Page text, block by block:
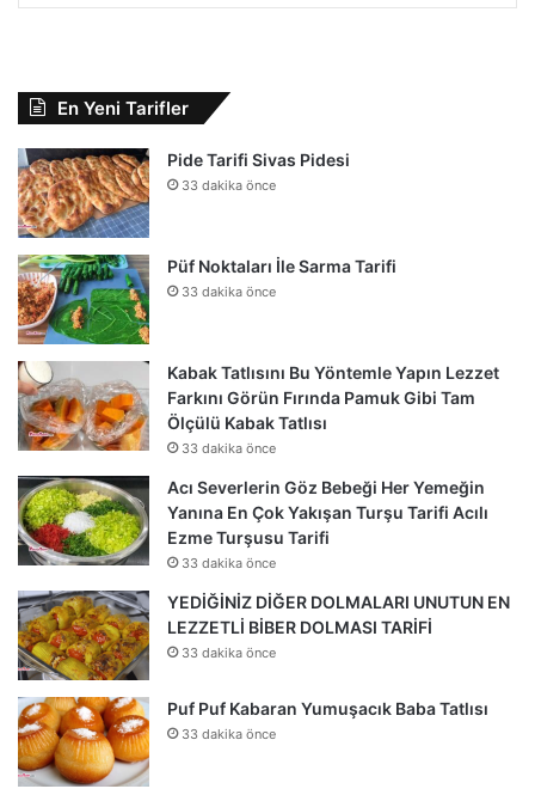
En Yeni Tarifler
Pide Tarifi Sivas Pidesi
33 dakika önce
Püf Noktaları İle Sarma Tarifi
33 dakika önce
Kabak Tatlısını Bu Yöntemle Yapın Lezzet
Farkını Görün Fırında Pamuk Gibi Tam
Ölçülü Kabak Tatlısı
33 dakika önce
Acı Severlerin Göz Bebeği Her Yemeğin
Yanına En Çok Yakışan Turşu Tarifi Acılı
Ezme Turşusu Tarifi
33 dakika önce
YEDİĞİNİZ DİĞER DOLMALARI UNUTUN EN
LEZZETLİ BİBER DOLMASI TARİFİ
33 dakika önce
Puf Puf Kabaran Yumuşacık Baba Tatlısı
33 dakika önce